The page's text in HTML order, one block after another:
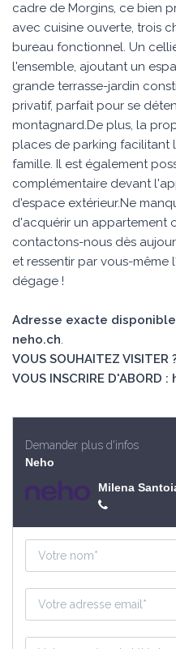
cadre de Morgins, ce bien
avec cuisine ouverte, trois
bureau fonctionnel. Un
l'ensemble, ajoutant un
grande terrasse-jardin
privatif, parfait pour se
montagnard.De plus, la
places de parking facilitant
famille. Il est également
complémentaire devant
d'espace extérieur.Ne
d'acquérir un appartement
contactons-nous dès
et ressentir par vous-
dégage !
Adresse exacte
neho.ch.
VOUS SOUHAITEZ VISITER
VOUS INSCRIRE
Demander plus d'infos
Neho
Milena